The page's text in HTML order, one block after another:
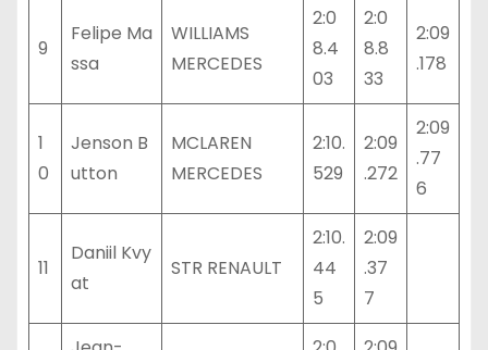
9
Felipe Ma
ssa
WILLIAMS
MERCEDES
2:0
8.4
03
2:0
8.8
33
2:09
.178
1
0
Jenson B
utton
MCLAREN
MERCEDES
2:10.
529
2:09
.272
2:09
.77
6
11
Daniil Kvy
at
STR RENAULT
2:10.
44
5
2:09
.37
7